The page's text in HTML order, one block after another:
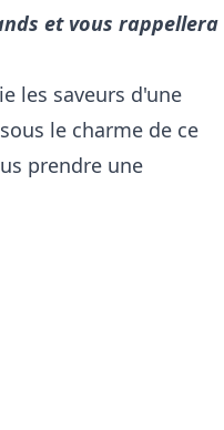
et vous rappellera
les saveurs d'une
le charme de ce
prendre une